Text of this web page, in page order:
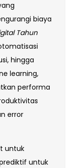
biaya
Tahun
hingga
learning,
performa
error
untuk
untuk